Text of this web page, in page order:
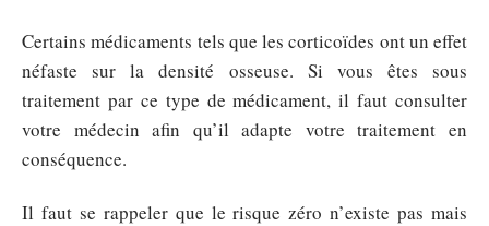
Certains médicaments tels que les corticoïdes ont un effet
néfaste sur la densité osseuse. Si vous êtes sous
traitement par ce type de médicament, il faut consulter
votre médecin afin qu’il adapte votre traitement en
conséquence.
Il faut se rappeler que le risque zéro n’existe pas mais